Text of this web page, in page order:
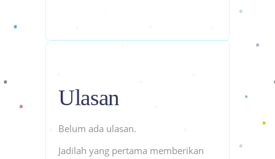
Ulasan
Belum ada ulasan.
Jadilah yang pertama memberikan